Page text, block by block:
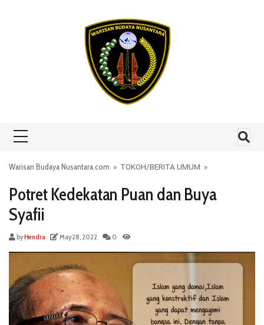
Warisan Budaya Nusantara.com » TOKOH/BERITA UMUM »
Potret Kedekatan Puan dan Buya
Syafii
byHendra May 28, 2022 0